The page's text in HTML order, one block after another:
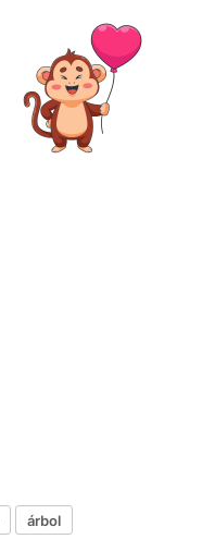
árbol